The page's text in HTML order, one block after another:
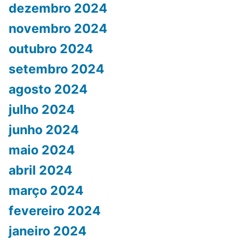
dezembro 2024
novembro 2024
outubro 2024
setembro 2024
agosto 2024
julho 2024
junho 2024
maio 2024
abril 2024
março 2024
fevereiro 2024
janeiro 2024